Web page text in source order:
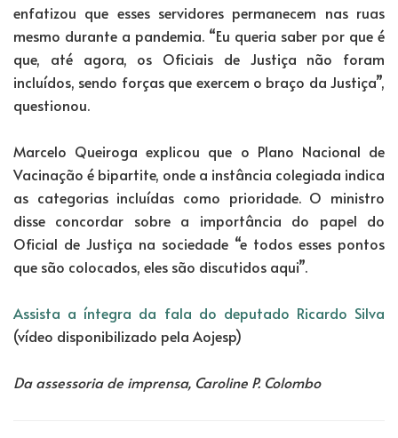
enfatizou que esses servidores permanecem nas ruas
mesmo durante a pandemia. “Eu queria saber por que é
que, até agora, os Oficiais de Justiça não foram
incluídos, sendo forças que exercem o braço da Justiça”,
questionou.
Marcelo Queiroga explicou que o Plano Nacional de
Vacinação é bipartite, onde a instância colegiada indica
as categorias incluídas como prioridade. O ministro
disse concordar sobre a importância do papel do
Oficial de Justiça na sociedade “e todos esses pontos
que são colocados, eles são discutidos aqui”.
Assista a íntegra da fala do deputado Ricardo Silva
(vídeo disponibilizado pela Aojesp)
Da assessoria de imprensa, Caroline P. Colombo